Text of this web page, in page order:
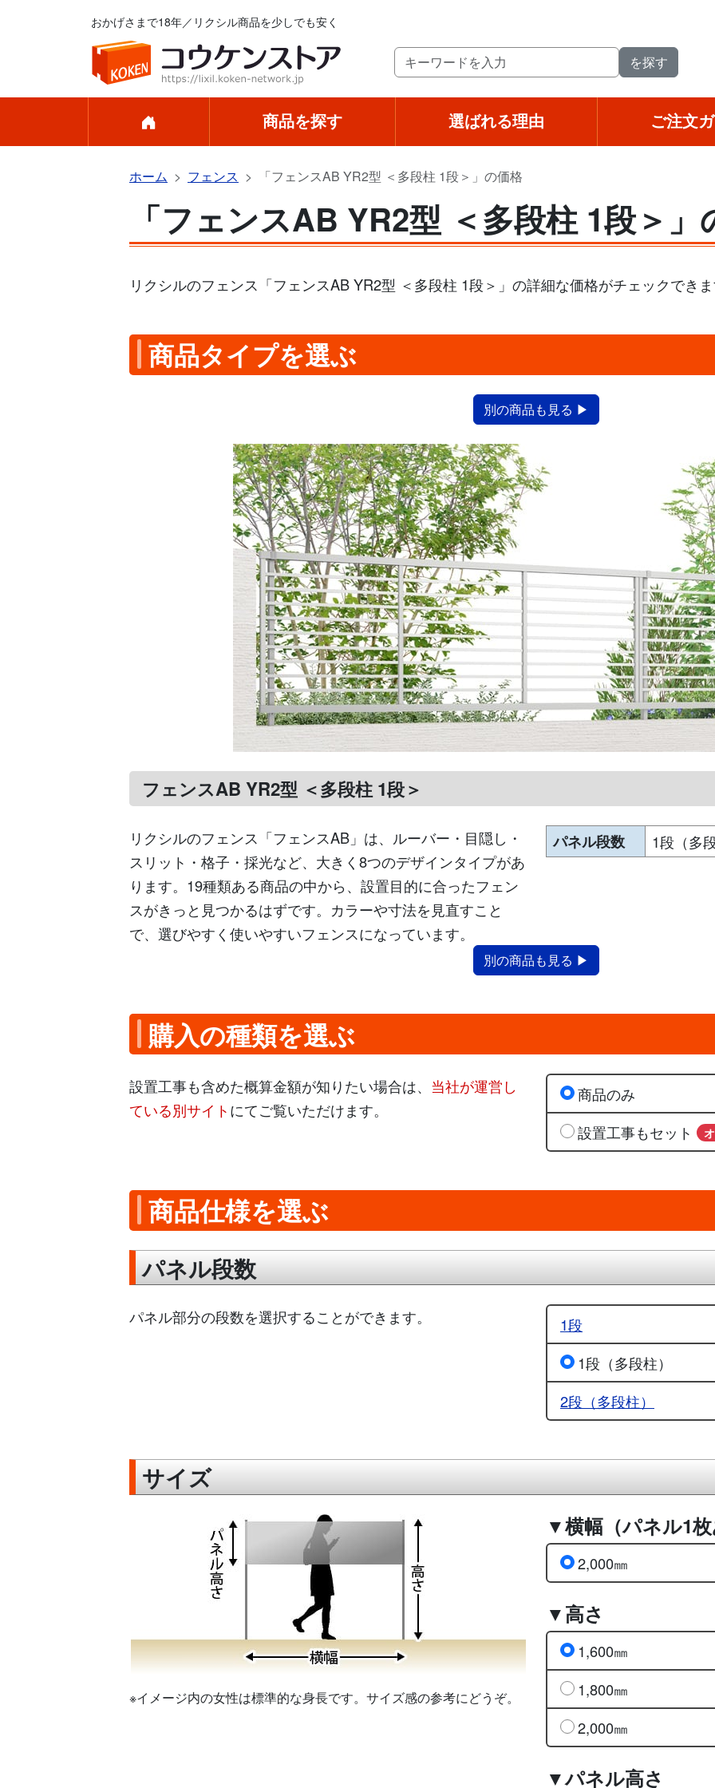
おかげさまで18年／リクシル商品を少しでも安く
商品を探す 選ばれる理由 ご注文
ホーム フェンス 「フェンスAB YR2型 ＜多段柱 1段＞」の価格
「フェンスAB YR2型 ＜多段柱 1段＞」
リクシルのフェンス「フェンスAB YR2型 ＜多段柱 1段＞」の詳細な価格がチェックでき
商品タイプを選ぶ
別の商品も見る ▶
フェンスAB YR2型 ＜多段柱 1段＞
リクシルのフェンス「フェンスAB」は、ルーバー・目隠し・
スリット・格子・採光など、大きく8つのデザインタイプがあ
ります。19種類ある商品の中から、設置目的に合ったフェン
スがきっと見つかるはずです。カラーや寸法を見直すこと
で、選びやすく使いやすいフェンスになっています。
パネル段数 1段（多
別の商品も見る ▶
購入の種類を選ぶ
設置工事も含めた概算金額が知りたい場合は、 当社が運営し
ている別サイトにてご覧いただけます。
商品のみ
設置工事もセット
商品仕様を選ぶ
パネル段数
パネル部分の段数を選択することができます。
1段
1段（多段柱）
2段（多段柱）
サイズ
※イメージ内の女性は標準的な身長です。サイズ感の参考にどうぞ。
▼横幅（パネル1
2,000㎜
▼高さ
1,600㎜
1,800㎜
2,000㎜
▼パネル高さ